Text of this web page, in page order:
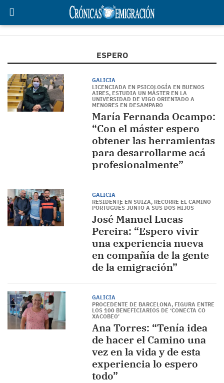
ESPERO
GALICIA
LICENCIADA EN PSICOLOGÍA EN BUENOS
AIRES, ESTUDIA UN MÁSTER EN LA
UNIVERSIDAD DE VIGO ORIENTADO A
MENORES EN DESAMPARO
María Fernanda Ocampo:
“Con el máster espero
obtener las herramientas
para desarrollarme acá
profesionalmente”
GALICIA
RESIDENTE EN SUIZA, RECORRE EL CAMINO
PORTUGUÉS JUNTO A SUS DOS HIJOS
José Manuel Lucas
Pereira: “Espero vivir
una experiencia nueva
en compañía de la gente
de la emigración”
GALICIA
PROCEDENTE DE BARCELONA, FIGURA ENTRE
LOS 100 BENEFICIARIOS DE ‘CONECTA CO
XACOBEO’
Ana Torres: “Tenía idea
de hacer el Camino una
vez en la vida y de esta
experiencia lo espero
todo”